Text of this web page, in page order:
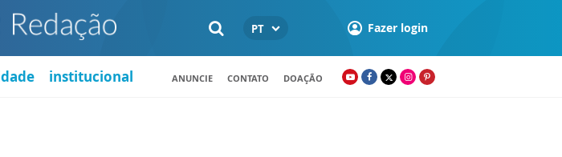
PT Fazer login
institucional ANUNCIE CONTATO DOAÇÃO